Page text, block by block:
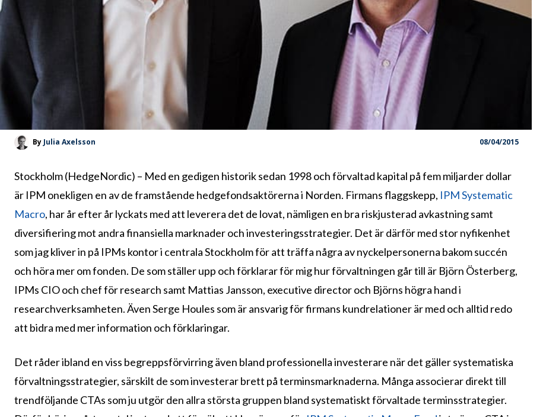
By Julia Axelsson 08/04/2015
Stockholm (HedgeNordic) – Med en gedigen historik sedan 1998 och förvaltad kapital på fem miljarder dollar
är IPM onekligen en av de framstående hedgefondsaktörerna i Norden. Firmans flaggskepp, IPM Systematic
Macro, har år efter år lyckats med att leverera det de lovat, nämligen en bra riskjusterad avkastning samt
diversifiering mot andra finansiella marknader och investeringsstrategier. Det är därför med stor nyfikenhet
som jag kliver in på IPMs kontor i centrala Stockholm för att träffa några av nyckelpersonerna bakom succén
och höra mer om fonden. De som ställer upp och förklarar för mig hur förvaltningen går till är Björn Österberg,
IPMs CIO och chef för research samt Mattias Jansson, executive director och Björns högra hand i
researchverksamheten. Även Serge Houles som är ansvarig för firmans kundrelationer är med och alltid redo
att bidra med mer information och förklaringar.
Det råder ibland en viss begreppsförvirring även bland professionella investerare när det gäller systematiska
förvaltningsstrategier, särskilt de som investerar brett på terminsmarknaderna. Många associerar direkt till
trendföljande CTAs som ju utgör den allra största gruppen bland systematiskt förvaltade terminsstrategier.